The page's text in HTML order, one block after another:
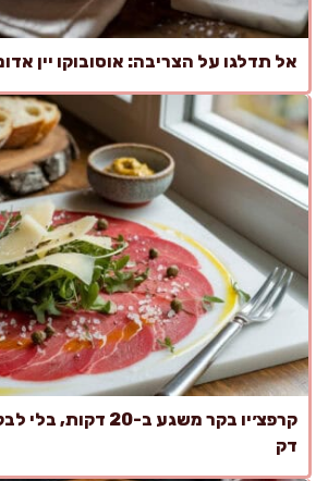
אל תדלגו על הצריבה: אוסובוקו יין
קרפצ׳יו בקר משגע ב-
דק